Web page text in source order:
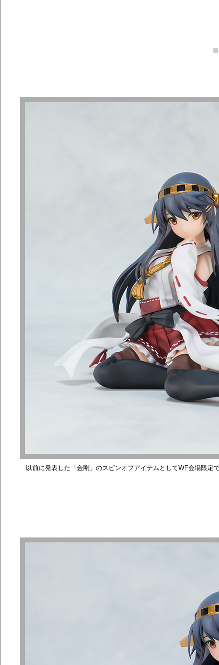
以前に発表した「金剛」のスピンオフアイテムとしてWF会場限定